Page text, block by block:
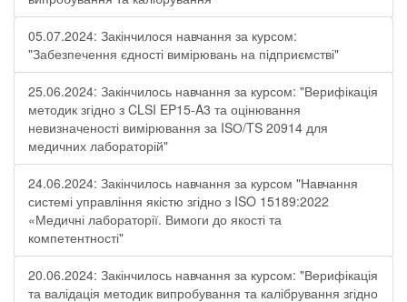
05.07.2024: Закінчилося навчання за курсом:
"Забезпечення єдності вимірювань на підприємстві"
25.06.2024: Закінчилось навчання за курсом: "Верифікація
методик згідно з CLSI EP15-A3 та оцінювання
невизначеності вимірювання за ISО/TS 20914 для
медичних лабораторій"
24.06.2024: Закінчилось навчання за курсом "Навчання
системі управління якістю згідно з ISO 15189:2022
«Медичні лабораторії. Вимоги до якості та
компетентності"
20.06.2024: Закінчилось навчання за курсом: "Верифікація
та валідація методик випробування та калібрування згідно